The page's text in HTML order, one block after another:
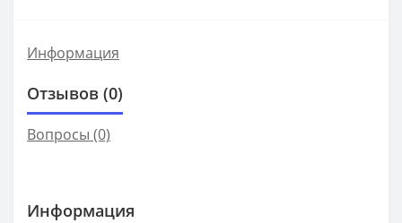
Информация
Отзывов (0)
Вопросы (0)
Информация